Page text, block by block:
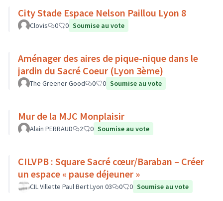
City Stade Espace Nelson Paillou Lyon 8
Clovis 0 0 Soumise au vote
Aménager des aires de pique-nique dans le
jardin du Sacré Coeur (Lyon 3ème)
The Greener Good 0 0 Soumise au vote
Mur de la MJC Monplaisir
Alain PERRAUD 2 0 Soumise au vote
CILVPB : Square Sacré cœur/Baraban – Créer
un espace « pause déjeuner »
CIL Villette Paul Bert Lyon 03 0 0 Soumise au vote